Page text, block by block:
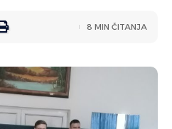
8 MIN ČITANJA